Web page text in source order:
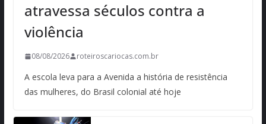
atravessa séculos contra a
violência
08/08/2026 roteiroscariocas.com.br
A escola leva para a Avenida a história de resistência
das mulheres, do Brasil colonial até hoje